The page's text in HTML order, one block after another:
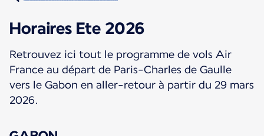
Horaires Ete 2026
Retrouvez ici tout le programme de vols Air
France au départ de Paris-Charles de Gaulle
vers le Gabon en aller-retour à partir du 29 mars
2026.